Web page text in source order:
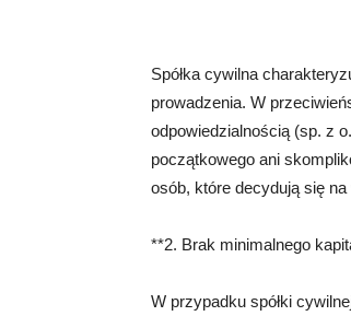
Spółka cywilna
prowadzenia. W
odpowiedzialnością (sp. z
początkowego ani
osób, które decydują się
**2. Brak minimalnego
W przypadku spółki